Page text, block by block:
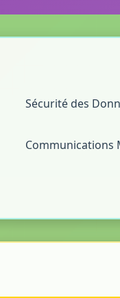
Sécurité des
Communications